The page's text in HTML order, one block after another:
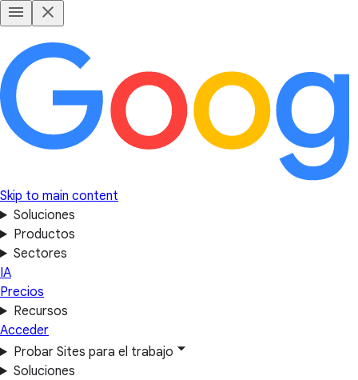
Skip to main content
Soluciones
Productos
Sectores
IA
Precios
Recursos
Acceder
Probar Sites para el trabajo
Soluciones